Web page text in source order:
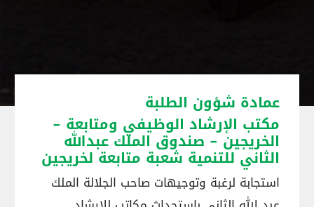
عمادة شؤون الطلبة
مكتب الإرشاد الوظيفي ومتابعة -
الخريجين - صندوق الملك عبدالله
الثاني للتنمية شعبة متابعة لخريجين
استجابة لرغبة وتوجيهات صاحب الجلالة الملك